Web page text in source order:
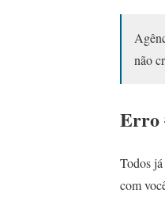
não
Erro
Todos
com